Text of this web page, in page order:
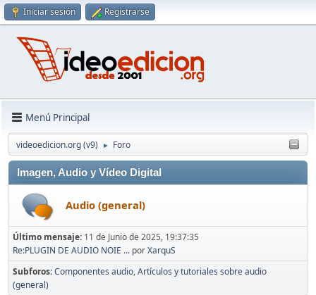
Iniciar sesión Registrarse
Menú Principal
videoedicion.org (v9) ► Foro
Imagen, Audio y Vídeo Digital
Audio (general)
Último mensaje: 11 de Junio de 2025, 19:37:35
Re:PLUGIN DE AUDIO NOIE ... porXarquS
Subforos Componentes audio Artículos y tutoriales sobre audio
(general)